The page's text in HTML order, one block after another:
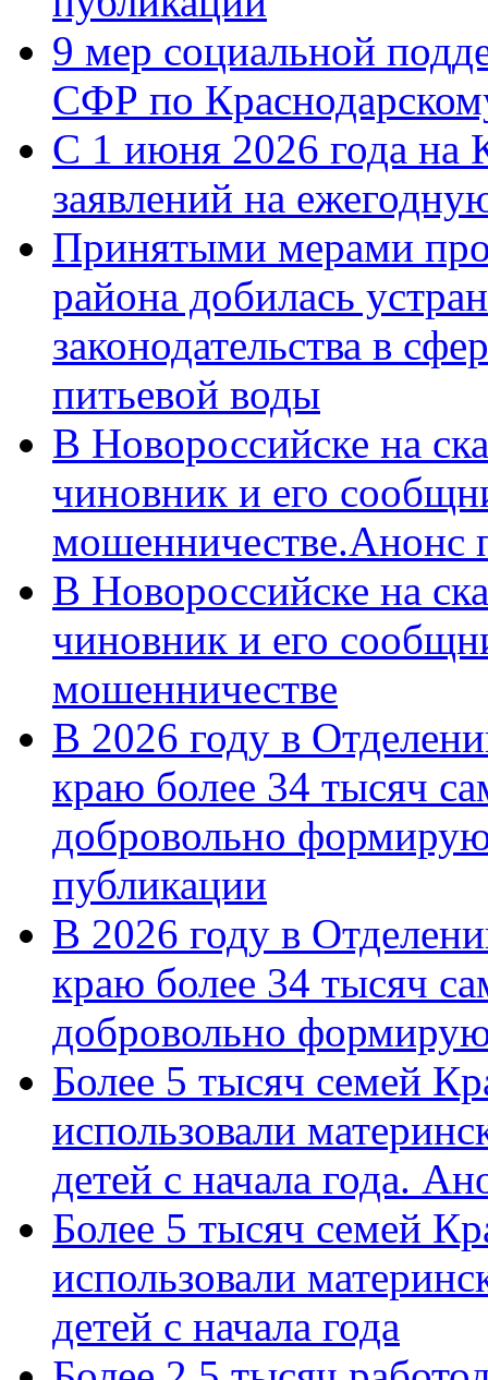
9 мер социальной
СФР по
С 1 июня 2026 года на
заявлений на
Принятыми мерами
района добилась
законодательства в
питьевой воды
В Новороссийске на
чиновник и его
мошенничестве.Анонс
В Новороссийске на
чиновник и его
мошенничестве
В 2026 году в
краю более 34 тысяч
добровольно
публикации
В 2026 году в
краю более 34 тысяч
добровольно
Более 5 тысяч семей
использовали
детей с начала года.
Более 5 тысяч семей
использовали
детей с начала года